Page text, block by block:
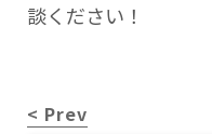
談ください！
< Prev